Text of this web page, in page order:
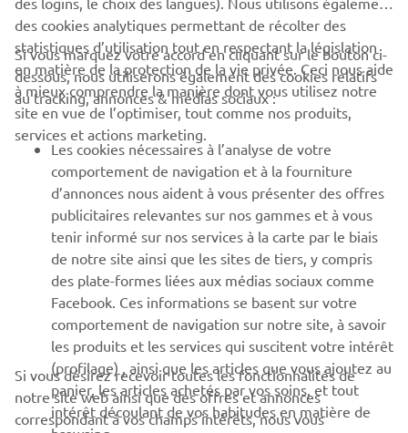
CORPORATE
BUSINESS
PLUS YAMAHA
SUPPORT
NEWSLETTER
Découvrez en exclusivité les dernières offres, les événements
spéciaux, les nouveautés et bien plus encore
des cookies analytiques permettant de récolter des
statistiques d’utilisation tout en respectant la législation
en matière de la protection de la vie privée. Ceci nous aide
à mieux comprendre la manière dont vous utilisez notre
site en vue de l’optimiser, tout comme nos produits,
services et actions marketing.
Si vous marquez votre accord en cliquant sur le bouton ci-
dessous, nous utiliserons également des cookies relatifs
au tracking, annonces & médias sociaux :
Les cookies nécessaires à l’analyse de votre
comportement de navigation et à la fourniture
d’annonces nous aident à vous présenter des offres
publicitaires relevantes sur nos gammes et à vous
tenir informé sur nos services à la carte par le biais
de notre site ainsi que les sites de tiers, y compris
des plate-formes liées aux médias sociaux comme
Facebook. Ces informations se basent sur votre
comportement de navigation sur notre site, à savoir
les produits et les services qui suscitent votre intérêt
(profilage) , ainsi que les articles que vous ajoutez au
panier, les articles achetés par vos soins, et tout
intérêt découlant de vos habitudes en matière de
browsing.
Si vous désirez recevoir toutes les fonctionnalités de
notre site web ainsi que des offres et annonces
correspondant à vos champs intérêts, nous vous
demandons d’accepter les cookies liés au